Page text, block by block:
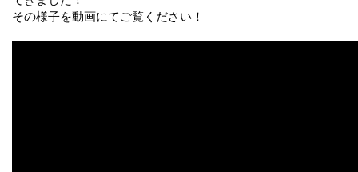
その様子を動画にてご覧ください！